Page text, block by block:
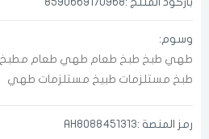
وسوم:
طهي طبخ طبخ طعام طهي طعام مطبخ
طبخ مستلزمات طبيخ مستلزمات طهي
رمز المنصة :AH8088451313
الدخول
اختر المدينة